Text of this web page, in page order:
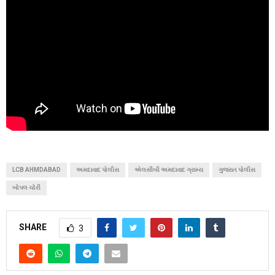
LCB AHMDABAD અમદાવાદ પોલીસ એલસીબી અમદાવાદ ગ્રામ્ય ગુજરાત પોલીસ
બોપલ ચોરી
SHARE 3